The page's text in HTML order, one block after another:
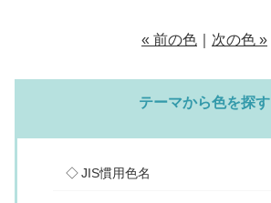
« 前の色 次の色 »
テーマから色を探す
JIS慣用色名